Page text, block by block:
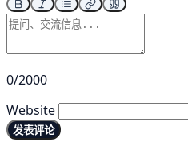
0/2000
Website
发表评论